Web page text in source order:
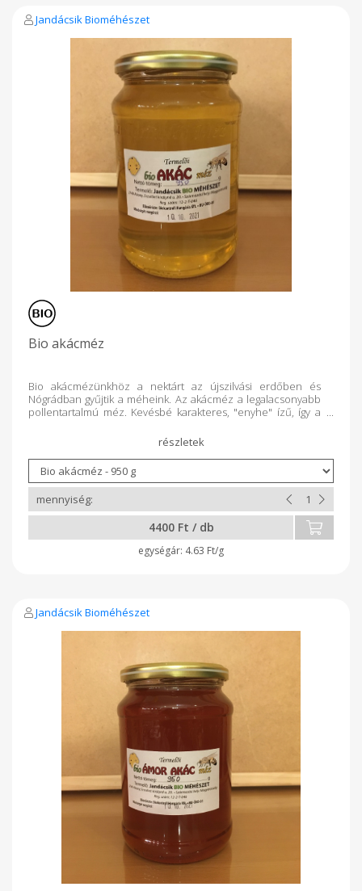
Jandácsik Bioméhészet
Bio akácméz
Bio akácmézünkhöz a nektárt az újszilvási erdőben és
Nógrádban gyűjtik a méheink. Az akácméz a legalacsonyabb
pollentartalmú méz. Kevésbé karakteres, "enyhe" ízű, így a
Nagyon lassan kristályosodik. Ugyanúgy, mint az akácvirág
teája, az akácméz is ajánlott a gyomorsav túltermelés okozta
emésztési zavarokra. 500 és 950 g-os kiszerelésben
értékesítjük. Saját üvegeinket 25 ill. 50 Ft/db áron beszámítjuk
a következő vásárláskor.
4400 Ft / db
4.63 Ft/g
Jandácsik Bioméhészet